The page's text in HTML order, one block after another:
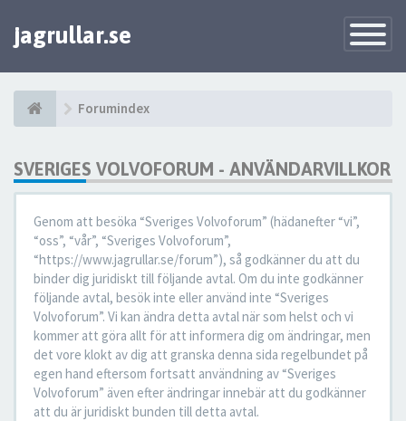
Toggle
jagrullar.se
Forumindex
SVERIGES VOLVOFORUM - ANVÄNDARVILLKOR
Genom att besöka “Sveriges Volvoforum” (hädanefter “vi”,
“oss”, “vår”, “Sveriges Volvoforum”,
“https://www.jagrullar.se/forum”), så godkänner du att du
binder dig juridiskt till följande avtal. Om du inte godkänner
följande avtal, besök inte eller använd inte “Sveriges
Volvoforum”. Vi kan ändra detta avtal när som helst och vi
kommer att göra allt för att informera dig om ändringar, men
det vore klokt av dig att granska denna sida regelbundet på
egen hand eftersom fortsatt användning av “Sveriges
Volvoforum” även efter ändringar innebär att du godkänner
att du är juridiskt bunden till detta avtal.